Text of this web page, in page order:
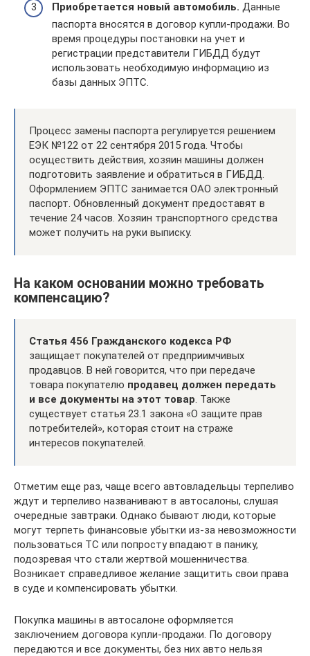
Приобретается новый автомобиль. Данные
паспорта вносятся в договор купли-продажи. Во
время процедуры постановки на учет и
регистрации представители ГИБДД будут
использовать необходимую информацию из
базы данных ЭПТС.
Процесс замены паспорта регулируется решением
ЕЭК №122 от 22 сентября 2015 года. Чтобы
осуществить действия, хозяин машины должен
подготовить заявление и обратиться в ГИБДД.
Оформлением ЭПТС занимается ОАО электронный
паспорт. Обновленный документ предоставят в
течение 24 часов. Хозяин транспортного средства
может получить на руки выписку.
На каком основании можно требовать
компенсацию?
Статья 456 Гражданского кодекса РФ
защищает покупателей от предприимчивых
продавцов. В ней говорится, что при передаче
товара покупателю продавец должен передать
и все документы на этот товар . Также
существует статья 23.1 закона «О защите прав
потребителей», которая стоит на страже
интересов покупателей.
Отметим еще раз, чаще всего автовладельцы терпеливо
ждут и терпеливо названивают в автосалоны, слушая
очередные завтраки. Однако бывают люди, которые
могут терпеть финансовые убытки из-за невозможности
пользоваться ТС или попросту впадают в панику,
подозревая что стали жертвой мошенничества.
Возникает справедливое желание защитить свои права
в суде и компенсировать убытки.
Покупка машины в автосалоне оформляется
заключением договора купли-продажи. По договору
передаются и все документы, без них авто нельзя